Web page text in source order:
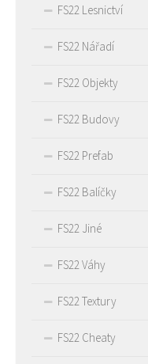
FS22 Lesnictví
FS22 Nářadí
FS22 Objekty
FS22 Budovy
FS22 Prefab
FS22 Balíčky
FS22 Jiné
FS22 Váhy
FS22 Textury
FS22 Cheaty